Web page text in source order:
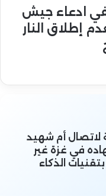
ادعاء جيش
إطلاق النار
لاتصال أم شهيد
في غزة غير
الذكاء